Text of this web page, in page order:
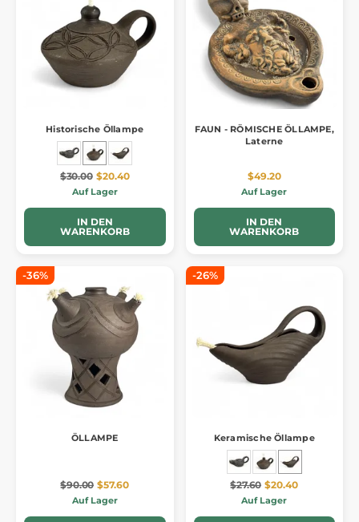
Historische Öllampe
$30.00 $20.40
Auf Lager
IN DEN
WARENKORB
FAUN - RÖMISCHE ÖLLAMPE,
Laterne
$49.20
Auf Lager
IN DEN
WARENKORB
-36%
ÖLLAMPE
$90.00 $57.60
Auf Lager
-26%
Keramische Öllampe
$27.60 $20.40
Auf Lager